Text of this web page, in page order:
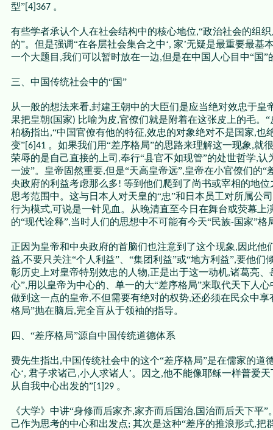
型”[4]367 。
有些学者承认个人在社会结构中的核心地位,“政治社会的组
的”。但是强调“在各层社会集合之中‘, 家’无疑是最重要最基
一个大题目 ,我们可以暂时放在一边,但是在中国人心目中“国”
三、中国传统社会中的“国”
从一般的想法来看,封建王朝中的大臣们是应当绝对效忠于皇
果把皇朝(国家) 比喻为皮,官僚们就是附着在这张皮上的毛。“
柏杨指出,“中国官僚有他的特征,效忠的对象绝对不是国家,也
变”[6]41 。如果我们用“差序格局”的思路来理解这一现象,就
荣辱的是自己直接的上司 ,奉行“县官不如现管”的处世哲学,认
一波”。皇帝固然重要,但是“天高皇帝远”,皇帝在小官僚们的“
央政府的利益考虑那么多! 等到他们爬到了尚书或宰相的地位
思考范围中。这与日本人对天皇的“忠”和日本员工对所属公
行为模式,可说是一针见血。从晚清直至今日在舞台或荧幕上
的“现代诠释”,当时人们的思想中不可能有今天“民族-国家”格
正因为皇帝和中央政府的首脑们也注意到了这个现象,因此他
益,不要只关注“个人利益”、“集团利益”或“地方利益”,要他们
彰历史上对皇帝特别效忠的人物,正是出于这一动机,诸葛亮、
心”,用以皇帝为中心的、单一的大“差序格局”来取代天下人
做到这一点的皇帝,不但需要有绝对的权势,还必须在民众中享
格局”抛在脑后,完全盲从于领袖的指导。
四、“差序格局”源自中国传统道德体系
费先生指出,中国传统社会中的这个“差序格局”是在儒家的道
心‘, 君子求诸己,小人求诸人’。因之,他不能像耶稣一样普爱天
从自我中心出发的”[1]29 。
《大学》中讲“身修而后家齐,家齐而后国治,国治而后天下平”
己作为思考的中心和出发点; 其次是这种“差序的推浪形式,把